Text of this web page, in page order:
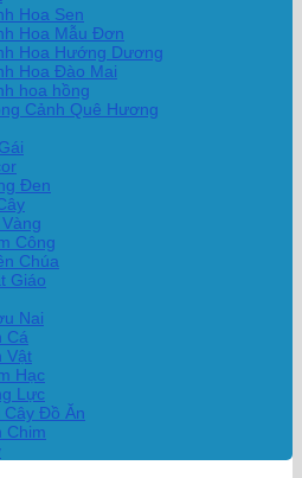
Hoa Sen
Hoa Mẫu Đơn
Hoa Hướng Dương
Hoa Đào Mai
hoa hồng
Cảnh Quê Hương
Đen
Công
Chúa
Giáo
Nai
Cá
Vật
Hạc
Lực
Cây Đồ Ăn
Chim